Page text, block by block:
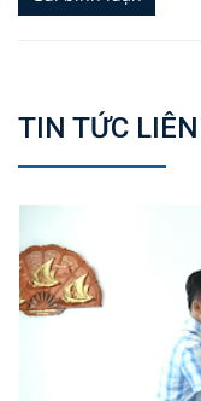
TIN TỨC